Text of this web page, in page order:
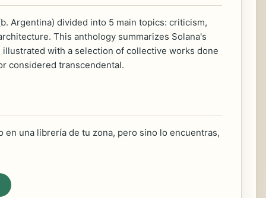
Argentina) divided into 5 main topics: criticism,
This anthology summarizes Solana's
with a selection of collective works done
considered transcendental.
una librería de tu zona, pero sino lo encuentras,